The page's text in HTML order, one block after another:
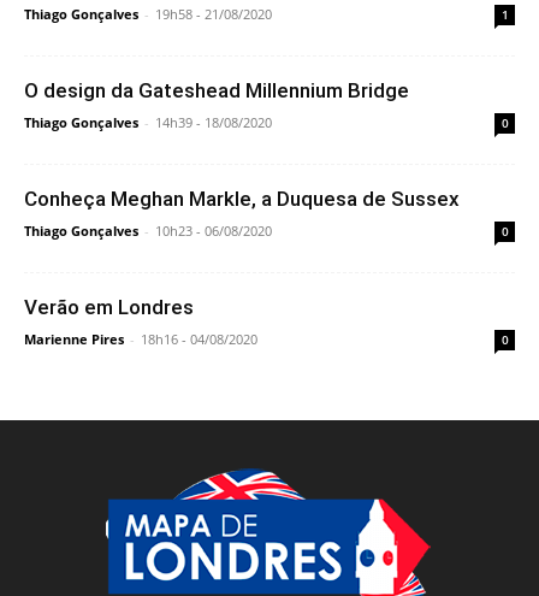
Thiago Gonçalves - 19h58 - 21/08/2020 1
O design da Gateshead Millennium Bridge
Thiago Gonçalves - 14h39 - 18/08/2020 0
Conheça Meghan Markle, a Duquesa de Sussex
Thiago Gonçalves - 10h23 - 06/08/2020 0
Verão em Londres
Marienne Pires - 18h16 - 04/08/2020 0